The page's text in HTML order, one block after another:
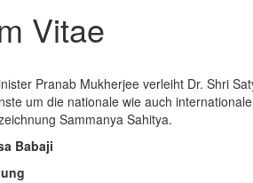
Vitae
Pranab Mukherjee verleiht Dr. Shri
um die nationale wie auch
Sammanya Sahitya.
Babaji